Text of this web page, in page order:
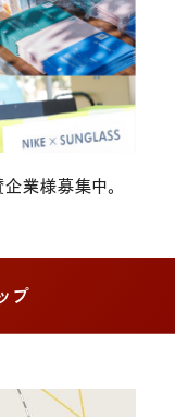
業様募集中。
プ